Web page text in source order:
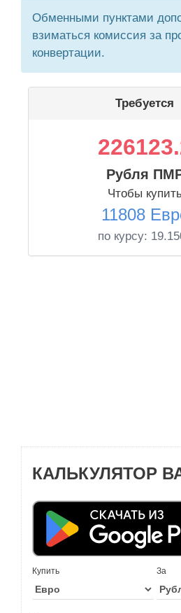
Обменными пунктами
взиматься комиссия за
конвертации.
Требуется
Рубля
Чтобы купить
11808
по курсу:
КАЛЬКУЛЯТОР
Купить За